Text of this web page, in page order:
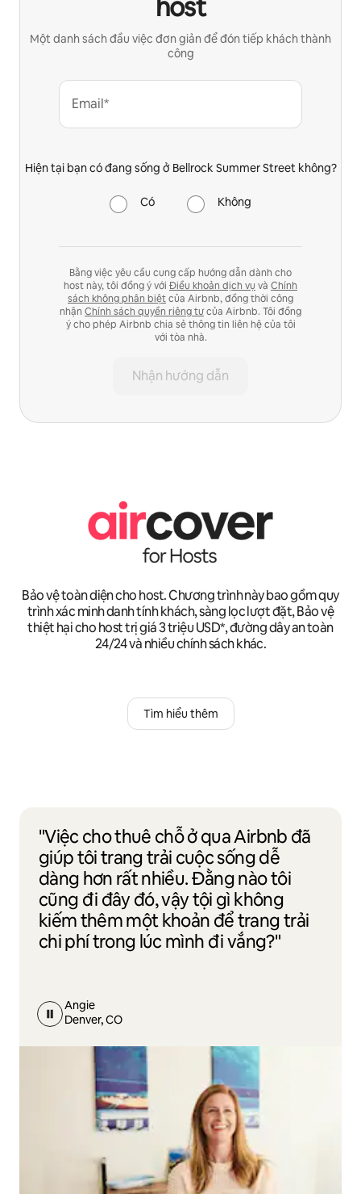
host
Một danh sách đầu việc đơn giản để đón tiếp khách thành
công
Email*
Hiện tại bạn có đang sống ở Bellrock Summer Street không?
Có Không
Bằng việc yêu cầu cung cấp hướng dẫn dành cho
host này, tôi đồng ý với Điều khoản dịch vụ và Chính
sách không phân biệtcủa Airbnb, đồng thời công
nhận Chính sách quyền riêng tưcủa Airbnb. Tôi đồng
ý cho phép Airbnb chia sẻ thông tin liên hệ của tôi
với tòa nhà.
Nhận hướng dẫn
Bảo vệ toàn diện cho host. Chương trình này bao gồm quy
trình xác minh danh tính khách, sàng lọc lượt đặt, Bảo vệ
thiệt hại cho host trị giá 3 triệu USD*, đường dây an toàn
24/24 và nhiều chính sách khác.
Tìm hiểu thêm
"Việc cho thuê chỗ ở qua Airbnb đã
giúp tôi trang trải cuộc sống dễ
dàng hơn rất nhiều. Đằng nào tôi
cũng đi đây đó, vậy tội gì không
kiếm thêm một khoản để trang trải
chi phí trong lúc mình đi vắng?"
Angie
Denver, CO